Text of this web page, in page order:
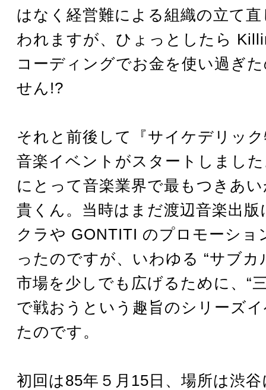
はなく経営難による組織の立て
われますが、ひょっとしたら
コーディングでお金を使い過ぎ
せん!?
それと前後して『サイケデリッ
音楽イベントがスタートしまし
にとって音楽業界で最もつきあ
貴くん。当時はまだ渡辺音楽出
クラや GONTITI のプロモーショ
ったのですが、いわゆる “サブカ
市場を少しでも広げるために、“
で戦おうという趣旨のシリーズ
たのです。
初回は85年５月15日、場所は渋